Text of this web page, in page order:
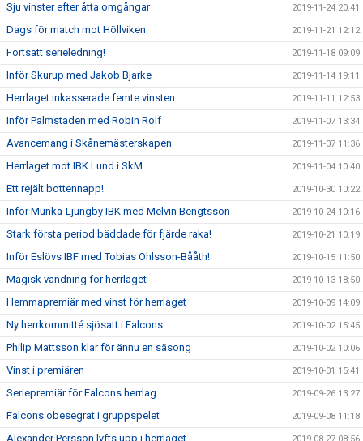
Sju vinster efter åtta omgångar 2019-11-24 20:41
Dags för match mot Höllviken 2019-11-21 12:12
Fortsatt serieledning! 2019-11-18 09:09
Inför Skurup med Jakob Bjarke 2019-11-14 19:11
Herrlaget inkasserade femte vinsten 2019-11-11 12:53
Inför Palmstaden med Robin Rolf 2019-11-07 13:34
Avancemang i Skånemästerskapen 2019-11-07 11:36
Herrlaget mot IBK Lund i SkM 2019-11-04 10:40
Ett rejält bottennapp! 2019-10-30 10:22
Inför Munka-Ljungby IBK med Melvin Bengtsson 2019-10-24 10:16
Stark första period bäddade för fjärde raka! 2019-10-21 10:19
Inför Eslövs IBF med Tobias Ohlsson-Bååth! 2019-10-15 11:50
Magisk vändning för herrlaget 2019-10-13 18:50
Hemmapremiär med vinst för herrlaget 2019-10-09 14:09
Ny herrkommitté sjösatt i Falcons 2019-10-02 15:45
Philip Mattsson klar för ännu en säsong 2019-10-02 10:06
Vinst i premiären 2019-10-01 15:41
Seriepremiär för Falcons herrlag 2019-09-26 13:27
Falcons obesegrat i gruppspelet 2019-09-08 11:18
Alexander Persson lyfts upp i herrlaget